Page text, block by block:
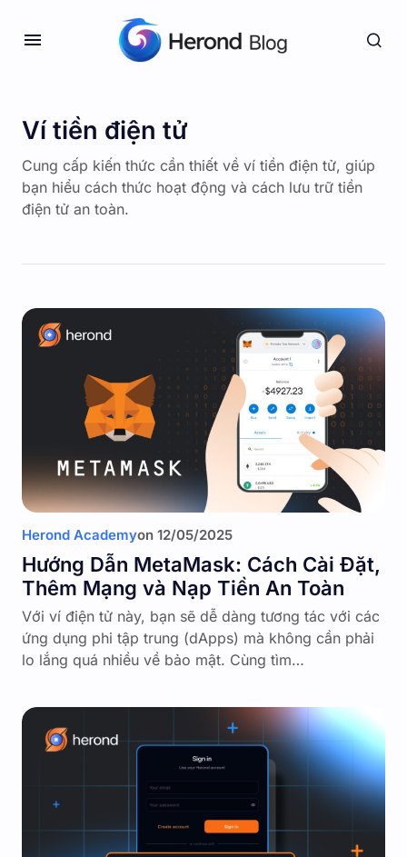
Ví tiền điện tử
Cung cấp kiến thức cần thiết về ví tiền điện tử, giúp
bạn hiểu cách thức hoạt động và cách lưu trữ tiền
điện tử an toàn.
Herond Academyon 12/05/2025
Hướng Dẫn MetaMask: Cách Cài Đặt,
Thêm Mạng và Nạp Tiền An Toàn
Với ví điện tử này, bạn sẽ dễ dàng tương tác với các
ứng dụng phi tập trung (dApps) mà không cần phải
lo lắng quá nhiều về bảo mật. Cùng tìm…